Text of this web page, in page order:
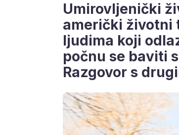
Umirovljenički
američki životni
ljudima koji
počnu se baviti
Razgovor s